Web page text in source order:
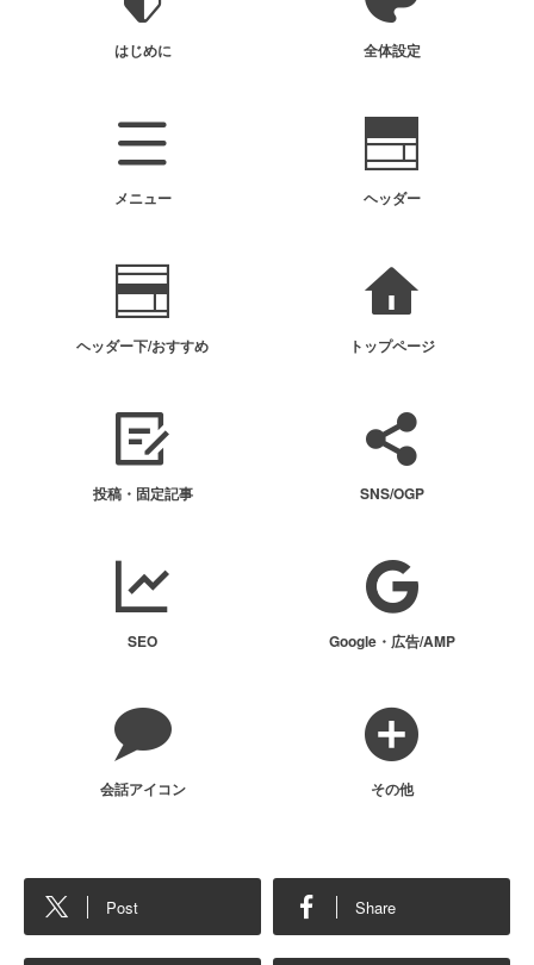
はじめに 全体設定
メニュー ヘッダー
ヘッダー下/おすすめ トップページ
投稿・固定記事 SNS/OGP
SEO Google・広告/AMP
会話アイコン その他
Post Share